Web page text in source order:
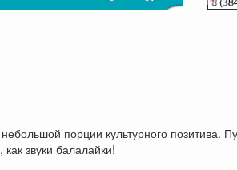
порции культурного позитива.
звуки балалайки!